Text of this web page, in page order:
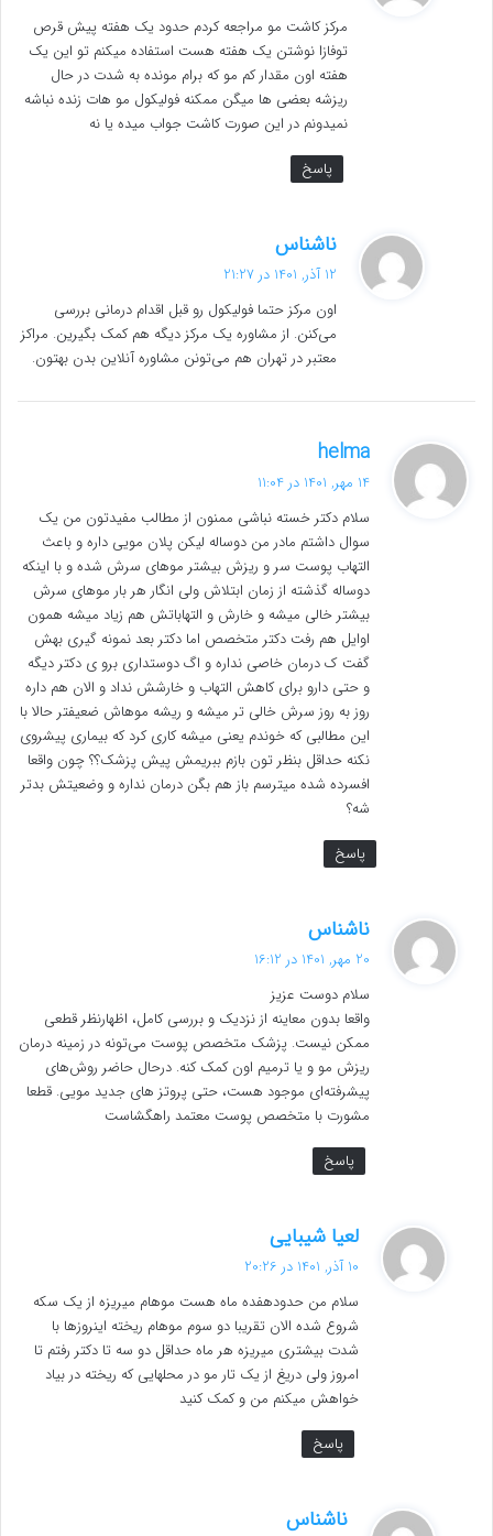
:
مرکز کاشت مو مراجعه کردم حدود یک هفته پیش قرص
توفازا نوشتن یک هفته هست استفاده میکنم تو این یک
هفته اون مقدار کم مو که برام مونده به شدت در حال
ریزشه بعضی ها میگن ممکنه فولیکول مو هات زنده نباشه
نمیدونم در این صورت کاشت جواب میده یا نه
پاسخ
ناشناس
:
12 آذر, 1401 در 21:27
اون مرکز حتما فولیکول رو قبل اقدام درمانی بررسی
می‌کنن. از مشاوره یک مرکز دیگه هم کمک بگیرین. مراکز
معتبر در تهران هم می‌تونن مشاوره آنلاین بدن بهتون.
helma
ف
:
14 مهر, 1401 در 11:04
سلام دکتر خسته نباشی ممنون از مطالب مفیدتون من یک
سوال داشتم مادر من دوساله لیکن پلان مویی داره و باعث
التهاب پوست سر و ریزش بیشتر موهای سرش شده و با اینکه
دوساله گذشته از زمان ابتلاش ولی انگار هر بار موهای سرش
بیشتر خالی میشه و خارش و التهاباتش هم زیاد میشه همون
اوایل هم رفت دکتر متخصص اما دکتر بعد نمونه گیری بهش
گفت ک درمان خاصی نداره و اگ دوستداری برو ی دکتر دیگه
و حتی دارو برای کاهش التهاب و خارشش نداد و الان هم داره
روز به روز سرش خالی تر میشه و ریشه موهاش ضعیفتر حالا با
این مطالبی که خوندم یعنی میشه کاری کرد که بیماری پیشروی
نکنه حداقل بنظر تون بازم ببریمش پیش پزشک؟؟ چون واقعا
افسرده شده میترسم باز هم بگن درمان نداره و وضعیتش بدتر
شه؟
پاسخ
ناشناس
ف
:
20 مهر, 1401 در 16:12
سلام دوست عزیز
واقعا بدون معاینه از نزدیک و بررسی کامل، اظهارنظر قطعی
ممکن نیست. پزشک متخصص پوست می‌تونه در زمینه درمان
ریزش مو و یا ترمیم اون کمک کنه. درحال حاضر روش‌های
پیشرفته‌ای موجود هست، حتی پروتز های جدید مویی. قطعا
مشورت با متخصص پوست معتمد راهگشاست
پاسخ
لعیا شیبایی
ف
:
10 آذر, 1401 در 20:26
سلام من حدودهفده ماه هست موهام میریزه از یک سکه
شروع شده الان تقریبا دو سوم موهام ریخته اینروزها با
شدت بیشتری میریزه هر ماه حداقل دو سه تا دکتر رفتم تا
امروز ولی دریغ از یک تار مو در محلهایی که ریخته در بیاد
خواهش میکنم من و کمک کنید
پاسخ
ناشناس